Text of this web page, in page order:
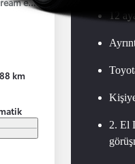
km
12
2. El